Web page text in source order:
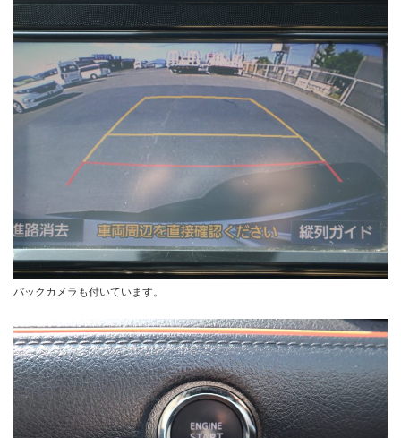
バックカメラも付いています。